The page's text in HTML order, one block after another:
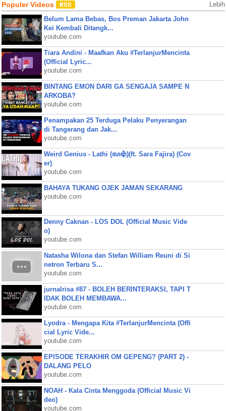
Populer Videos Lebih
Belum Lama Bebas, Bos Preman Jakarta John
Kei Kembali Ditangk...
youtube.com
Tiara Andini - Maafkan Aku #TerlanjurMencinta
(Official Lyric...
youtube.com
BINTANG EMON DARI GA SENGAJA SAMPE N
ARKOBA?
youtube.com
Penampakan 25 Terduga Pelaku Penyerangan
di Tangerang dan Jak...
youtube.com
Weird Genius - Lathi (ꦭꦛꦶ)(ft. Sara Fajira) (Cov
er)
youtube.com
BAHAYA TUKANG OJEK JAMAN SEKARANG
youtube.com
Denny Caknan - LOS DOL (Official Music Vide
o)
youtube.com
Natasha Wilona dan Stefan William Reuni di Si
netron Terbaru S...
youtube.com
jurnalrisa #87 - BOLEH BERINTERAKSI, TAPI T
IDAK BOLEH MEMBAWA...
youtube.com
Lyodra - Mengapa Kita #TerlanjurMencinta (Offi
cial Lyric Vide...
youtube.com
EPISODE TERAKHIR OM GEPENG? (PART 2) -
DALANG PELO
youtube.com
NOAH - Kala Cinta Menggoda (Official Music Vi
deo)
youtube.com